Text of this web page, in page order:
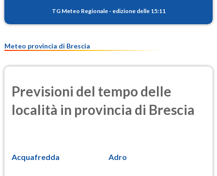
TG Meteo Regionale - edizione delle 15:11
Meteo provincia di Brescia
Previsioni del tempo delle
località in provincia di Brescia
Acquafredda Adro